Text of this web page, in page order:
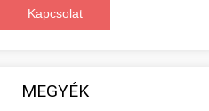
Kapcsolat
MEGYÉK